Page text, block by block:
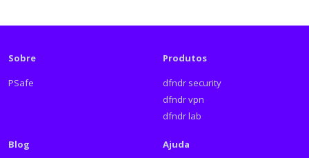
Sobre
PSafe
Produtos
dfndr security
dfndr vpn
dfndr lab
Blog Ajuda